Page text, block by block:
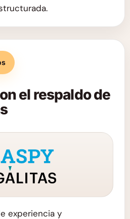
el respaldo de
experiencia y